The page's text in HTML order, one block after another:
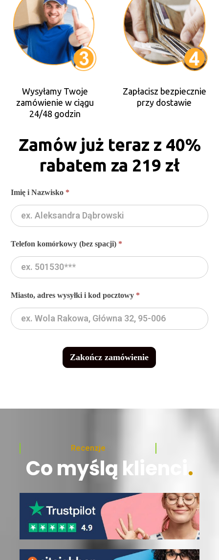
Wysyłamy Twoje
zamówienie w ciągu
24/48 godzin
Zapłacisz bezpiecznie
przy dostawie
Zamów już teraz z 40%
rabatem za 219 zł
Profumo
One
[PL] -
| RA
Imię i Nazwisko *
Telefon komórkowy (bez spacji) *
Miasto, adres wysyłki i kod pocztowy *
Zakończ zamówienie
Recenzje
Co myślą klienci .